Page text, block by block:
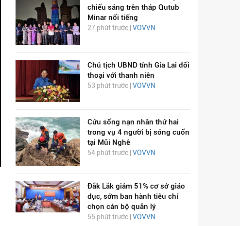
chiếu sáng trên tháp Qutub
Minar nổi tiếng
27 phút trước | VOVVN
Chủ tịch UBND tỉnh Gia Lai đối
thoại với thanh niên
53 phút trước | VOVVN
Cứu sống nạn nhân thứ hai
trong vụ 4 người bị sóng cuốn
tại Mũi Nghê
54 phút trước | VOVVN
Đắk Lắk giảm 51% cơ sở giáo
dục, sớm ban hành tiêu chí
chọn cán bộ quản lý
55 phút trước | VOVVN